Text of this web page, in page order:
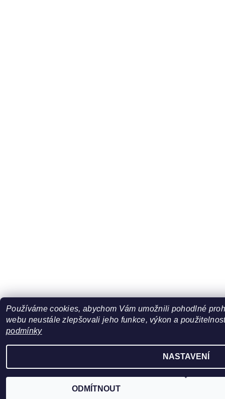
Používáme cookies, abychom Vám umožnili pohodlné
webu neustále zlepšovali jeho funkce, výkon a
podmínky
NASTAVENÍ
ODMÍTNOUT